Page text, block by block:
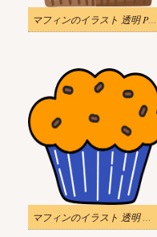
マフィンのイラスト 透明 PNG
マフィンのイラスト 透明 無料